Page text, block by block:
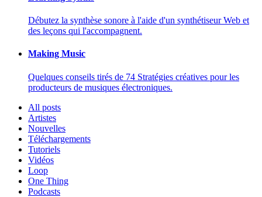
Débutez la synthèse sonore à l'aide d'un synthétiseur Web et
des leçons qui l'accompagnent.
Making Music
Quelques conseils tirés de 74 Stratégies créatives pour les
producteurs de musiques électroniques.
All posts
Artistes
Nouvelles
Téléchargements
Tutoriels
Vidéos
Loop
One Thing
Podcasts